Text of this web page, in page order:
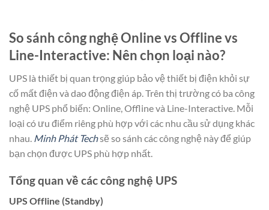
So sánh công nghệ Online vs Offline vs
Line-Interactive: Nên chọn loại nào?
UPS là thiết bị quan trọng giúp bảo vệ thiết bị điện khỏi sự
cố mất điện và dao động điện áp. Trên thị trường có ba công
nghệ UPS phổ biến: Online, Offline và Line-Interactive. Mỗi
loại có ưu điểm riêng phù hợp với các nhu cầu sử dụng khác
nhau. Minh Phát Techsẽ so sánh các công nghệ này để giúp
bạn chọn được UPS phù hợp nhất.
Tổng quan về các công nghệ UPS
UPS Offline (Standby)